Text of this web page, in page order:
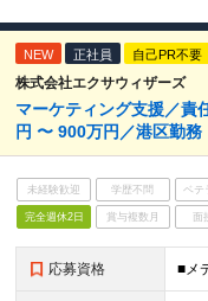
NEW 正社員 自己PR不要
株式会社エクサウィザーズ
マーケティング支援／責
円 〜 900万円／港区勤務
未経験歓迎 学歴不問 ベテ
完全週休2日 賞与複数月 面
応募資格